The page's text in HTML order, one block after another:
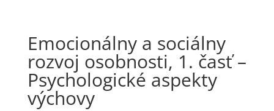
Emocionálny a sociálny
rozvoj osobnosti, 1. časť –
Psychologické aspekty
výchovy